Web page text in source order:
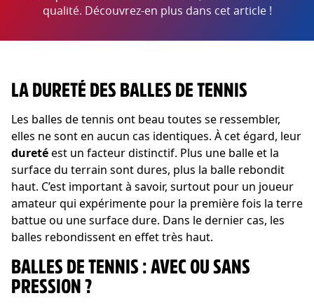
qualité. Découvrez-en plus dans cet article !
LA DURETÉ DES BALLES DE TENNIS
Les balles de tennis ont beau toutes se ressembler,
elles ne sont en aucun cas identiques. À cet égard, leur
duretéest un facteur distinctif. Plus une balle et la
surface du terrain sont dures, plus la balle rebondit
haut. C’est important à savoir, surtout pour un joueur
amateur qui expérimente pour la première fois la terre
battue ou une surface dure. Dans le dernier cas, les
balles rebondissent en effet très haut.
BALLES DE TENNIS : AVEC OU SANS
PRESSION ?